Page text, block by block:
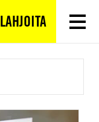
LAHJOITA